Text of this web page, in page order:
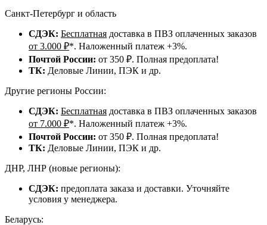
Санкт-Петербург и область
СДЭК: Бесплатная доставка в ПВЗ оплаченных заказов
от 3.000 ₽*. Наложенный платеж +3%.
Почтой России: от 350 ₽. Полная предоплата!
ТК: Деловые Линии, ПЭК и др.
Другие регионы России:
СДЭК: Бесплатная доставка в ПВЗ оплаченных заказов
от 7.000 ₽*. Наложенный платеж +3%.
Почтой России: от 350 ₽. Полная предоплата!
ТК: Деловые Линии, ПЭК и др.
ДНР, ЛНР (новые регионы):
СДЭК: предоплата заказа и доставки. Уточняйте
условия у менеджера.
Беларусь: